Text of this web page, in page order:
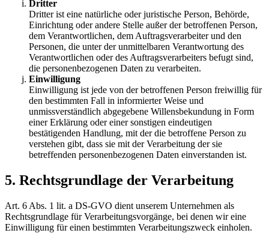
Dritter
Dritter ist eine natürliche oder juristische Person, Behörde,
Einrichtung oder andere Stelle außer der betroffenen Person,
dem Verantwortlichen, dem Auftragsverarbeiter und den
Personen, die unter der unmittelbaren Verantwortung des
Verantwortlichen oder des Auftragsverarbeiters befugt sind,
die personenbezogenen Daten zu verarbeiten.
Einwilligung
Einwilligung ist jede von der betroffenen Person freiwillig für
den bestimmten Fall in informierter Weise und
unmissverständlich abgegebene Willensbekundung in Form
einer Erklärung oder einer sonstigen eindeutigen
bestätigenden Handlung, mit der die betroffene Person zu
verstehen gibt, dass sie mit der Verarbeitung der sie
betreffenden personenbezogenen Daten einverstanden ist.
5. Rechtsgrundlage der Verarbeitung
Art. 6 Abs. 1 lit. a DS-GVO dient unserem Unternehmen als
Rechtsgrundlage für Verarbeitungsvorgänge, bei denen wir eine
Einwilligung für einen bestimmten Verarbeitungszweck einholen.